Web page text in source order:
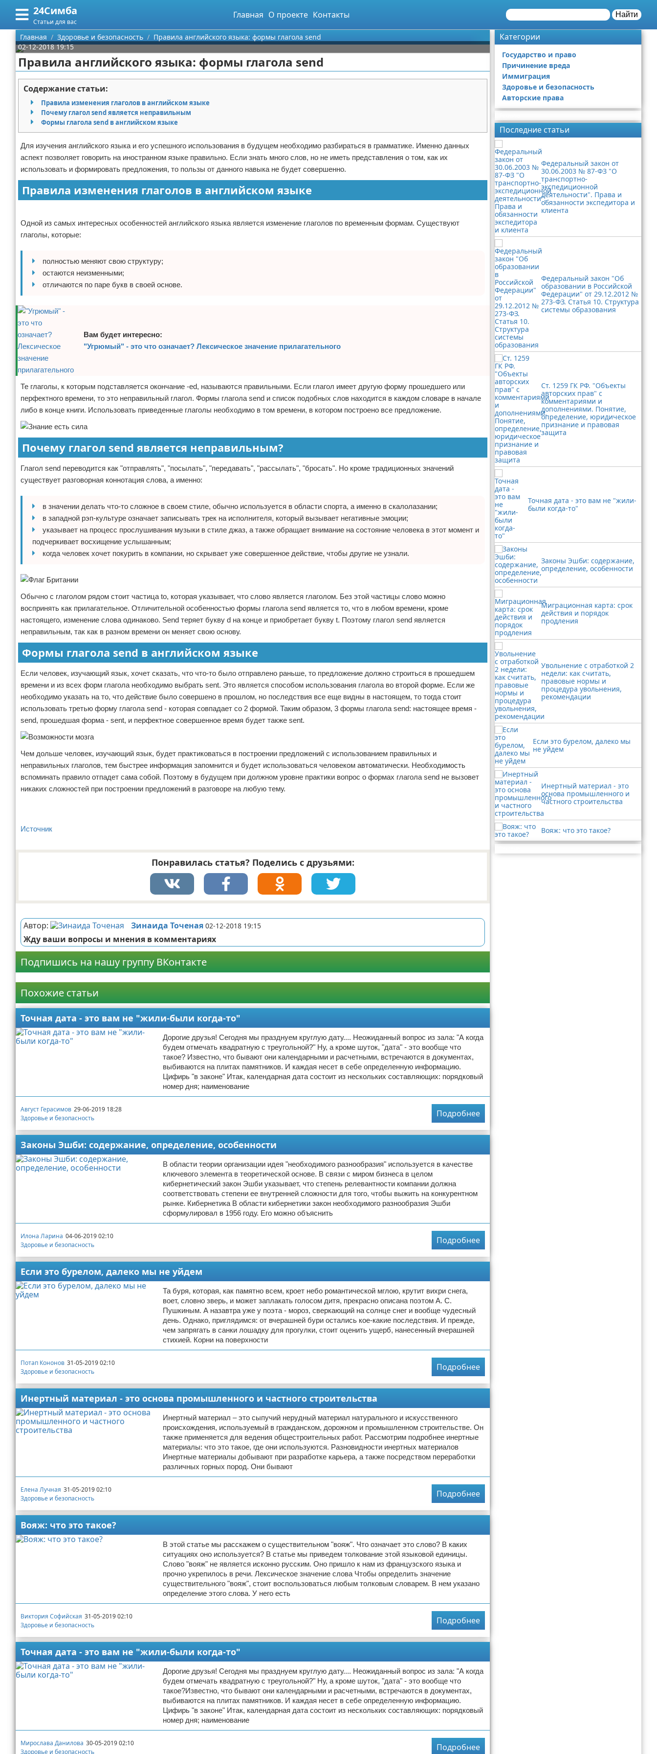
24Симба
Статьи для вас
Главная О проекте Контакты Найти
Меню
Главная
Категории
Государство и право
Причинение вреда
Иммиграция
Здоровье и безопасность
Авторские права
Поиск
О проекте
Контакты
Сотрудничество
Размещение рекламы
Для правообладателей
Отказ от ответственности
Главная Здоровье и безопасность
Правила английского языка: формы глагола send
02-12-2018 19:15
Правила английского языка: формы глагола send
Содержание статьи:
Правила изменения глаголов в английском языке
Почему глагол send является неправильным
Формы глагола send в английском языке
Для изучения английского языка и его успешного использования в будущем необходимо разбираться в грамматике. Именно данных
аспект позволяет говорить на иностранном языке правильно. Если знать много слов, но не иметь представления о том, как их
использовать и формировать предложения, то пользы от данного навыка не будет совершенно.
Правила изменения глаголов в английском языке
Одной из самых интересных особенностей английского языка является изменение глаголов по временным формам. Существуют
глаголы, которые:
полностью меняют свою структуру;
остаются неизменными;
отличаются по паре букв в своей основе.
Вам будет интересно:
"Угрюмый" - это что означает? Лексическое значение прилагательного
Те глаголы, к которым подставляется окончание -ed, называются правильными. Если глагол имеет другую форму прошедшего или
перфектного времени, то это неправильный глагол. Формы глагола send и список подобных слов находится в каждом словаре в начале
либо в конце книги. Использовать приведенные глаголы необходимо в том времени, в котором построено все предложение.
Почему глагол send является неправильным?
Глагол send переводится как "отправлять", "посылать", "передавать", "рассылать", "бросать". Но кроме традиционных значений
существует разговорная коннотация слова, а именно:
в значении делать что-то сложное в своем стиле, обычно используется в области спорта, а именно в скалолазании;
в западной рэп-культуре означает записывать трек на исполнителя, который вызывает негативные эмоции;
указывает на процесс прослушивания музыки в стиле джаз, а также обращает внимание на состояние человека в этот момент и
подчеркивает восхищение услышанным;
когда человек хочет покурить в компании, но скрывает уже совершенное действие, чтобы другие не узнали.
Обычно с глаголом рядом стоит частица to, которая указывает, что слово является глаголом. Без этой частицы слово можно
воспринять как прилагательное. Отличительной особенностью формы глагола send является то, что в любом времени, кроме
настоящего, изменение слова одинаково. Send теряет букву d на конце и приобретает букву t. Поэтому глагол send является
неправильным, так как в разном времени он меняет свою основу.
Формы глагола send в английском языке
Если человек, изучающий язык, хочет сказать, что что-то было отправлено раньше, то предложение должно строиться в прошедшем
времени и из всех форм глагола необходимо выбрать sent. Это является способом использования глагола во второй форме. Если же
необходимо указать на то, что действие было совершено в прошлом, но последствия все еще видны в настоящем, то тогда стоит
использовать третью форму глагола send - которая совпадает со 2 формой. Таким образом, 3 формы глагола send: настоящее время -
send, прошедшая форма - sent, и перфектное совершенное время будет также sent.
Чем дольше человек, изучающий язык, будет практиковаться в построении предложений с использованием правильных и
неправильных глаголов, тем быстрее информация запомнится и будет использоваться человеком автоматически. Необходимость
вспоминать правило отпадет сама собой. Поэтому в будущем при должном уровне практики вопрос о формах глагола send не вызовет
никаких сложностей при построении предложений в разговоре на любую тему.
Источник
Понравилась статья? Поделись с друзьями:
Автор: Зинаида Точеная 02-12-2018 19:15
Жду ваши вопросы и мнения в комментариях
Подпишись на нашу группу ВКонтакте
Похожие статьи
Точная дата - это вам не "жили-были когда-то"
Дорогие друзья! Сегодня мы празднуем круглую дату.... Неожиданный вопрос из зала: "А когда
будем отмечать квадратную с треугольной?" Ну, а кроме шуток, "дата" - это вообще что
такое? Известно, что бывают они календарными и расчетными, встречаются в документах,
выбиваются на плитах памятников. И каждая несет в себе определенную информацию.
Цифирь "в законе" Итак, календарная дата состоит из нескольких составляющих: порядковый
номер дня; наименование
Август Герасимов 29-06-2019 18:28
Здоровье и безопасность
Подробнее
Законы Эшби: содержание, определение, особенности
В области теории организации идея "необходимого разнообразия" используется в качестве
ключевого элемента в теоретической основе. В связи с миром бизнеса в целом
кибернетический закон Эшби указывает, что степень релевантности компании должна
соответствовать степени ее внутренней сложности для того, чтобы выжить на конкурентном
рынке. Кибернетика В области кибернетики закон необходимого разнообразия Эшби
сформулировал в 1956 году. Его можно объяснить
Илона Ларина 04-06-2019 02:10
Здоровье и безопасность
Подробнее
Если это бурелом, далеко мы не уйдем
Та буря, которая, как памятно всем, кроет небо романтической мглою, крутит вихри снега,
воет, словно зверь, и может заплакать голосом дитя, прекрасно описана поэтом А. С.
Пушкиным. А назавтра уже у поэта - мороз, сверкающий на солнце снег и вообще чудесный
день. Однако, приглядимся: от вчерашней бури остались кое-какие последствия. И прежде,
чем запрягать в санки лошадку для прогулки, стоит оценить ущерб, нанесенный вчерашней
стихией. Корни на поверхности
Потап Кононов 31-05-2019 02:10
Здоровье и безопасность
Подробнее
Инертный материал - это основа промышленного и частного строительства
Инертный материал – это сыпучий нерудный материал натурального и искусственного
происхождения, используемый в гражданском, дорожном и промышленном строительстве. Он
также применяется для ведения общестроительных работ. Рассмотрим подробнее инертные
материалы: что это такое, где они используются. Разновидности инертных материалов
Инертные материалы добывают при разработке карьера, а также посредством переработки
различных горных пород. Они бывают
Елена Лучная 31-05-2019 02:10
Здоровье и безопасность
Подробнее
Вояж: что это такое?
В этой статье мы расскажем о существительном "вояж". Что означает это слово? В каких
ситуациях оно используется? В статье мы приведем толкование этой языковой единицы.
Слово "вояж" не является исконно русским. Оно пришло к нам из французского языка и
прочно укрепилось в речи. Лексическое значение слова Чтобы определить значение
существительного "вояж", стоит воспользоваться любым толковым словарем. В нем указано
определение этого слова. У него есть
Виктория Софийская 31-05-2019 02:10
Здоровье и безопасность
Подробнее
Точная дата - это вам не "жили-были когда-то"
Дорогие друзья! Сегодня мы празднуем круглую дату.... Неожиданный вопрос из зала: "А когда
будем отмечать квадратную с треугольной?" Ну, а кроме шуток, "дата" - это вообще что
такое?Известно, что бывают они календарными и расчетными, встречаются в документах,
выбиваются на плитах памятников. И каждая несет в себе определенную информацию.
Цифирь "в законе" Итак, календарная дата состоит из нескольких составляющих: порядковый
номер дня; наименование
Мирослава Данилова 30-05-2019 02:10
Здоровье и безопасность
Подробнее
Категории
Государство и право
Причинение вреда
Иммиграция
Здоровье и безопасность
Авторские права
Последние статьи
Федеральный закон от
30.06.2003 № 87-ФЗ "О
транспортно-
экспедиционной
деятельности". Права и
обязанности экспедитора и
клиента
Федеральный закон "Об
образовании в Российской
Федерации" от 29.12.2012 №
273-ФЗ. Статья 10. Структура
системы образования
Ст. 1259 ГК РФ. "Объекты
авторских прав" с
комментариями и
дополнениями. Понятие,
определение, юридическое
признание и правовая
защита
Точная дата - это вам не "жили-
были когда-то"
Законы Эшби: содержание,
определение, особенности
Миграционная карта: срок
действия и порядок
продления
Увольнение с отработкой 2
недели: как считать,
правовые нормы и
процедура увольнения,
рекомендации
Если это бурелом, далеко мы
не уйдем
Инертный материал - это
основа промышленного и
частного строительства
Вояж: что это такое?